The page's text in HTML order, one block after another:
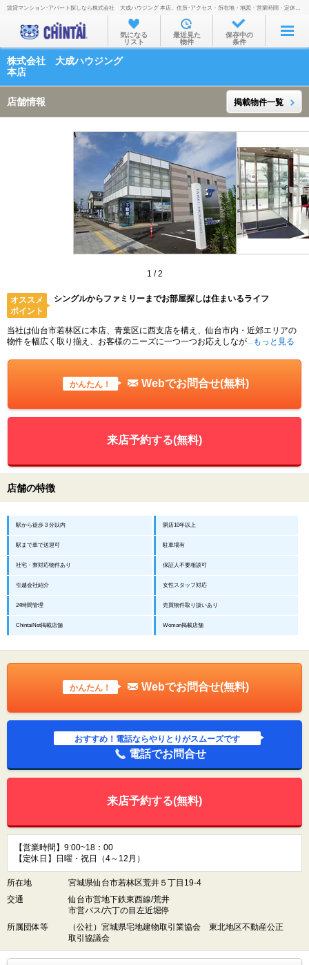
お部屋を探す
沿線・駅から
通勤通学時間から
物件特集から
不動産会社から
TOP
賃貸マンション･アパート探しなら株式会社 大成ハウジング 本店。住所･アクセス・所在地・地図・営業時間・定休日・電話番号などを掲載。
気になる
リスト
最近見た
物件
保存中の
条件
株式会社 大成ハウジング
本店
店舗情報 掲載物件一覧
1 /2
オススメ
ポイント
シングルからファミリーまでお部屋探しは住まいるライフ
当社は仙台市若林区に本店、青葉区に西支店を構え、仙台市内・近郊エリアの
物件を幅広く取り揃え、お客様のニーズに一つ一つお応えしなが ...もっと見る
かんたん！ Webでお問合せ(無料)
来店予約する(無料)
店舗の特徴
駅から徒歩３分以内 開店10年以上
駅まで車で送迎可 駐車場有
社宅・寮対応物件あり 保証人不要相談可
引越会社紹介 女性スタッフ対応
24時間管理 売買物件取り扱いあり
ChintaiNet掲載店舗 Woman掲載店舗
かんたん！ Webでお問合せ(無料)
おすすめ！電話ならやりとりがスムーズです
電話でお問合せ
来店予約する(無料)
【営業時間】9:00~18：00
【定休日】日曜・祝日（4～12月）
所在地
宮城県仙台市若林区荒井５丁目19-4
交通
仙台市営地下鉄東西線/荒井
市営バス/六丁の目左近堀停
所属団体等
（公社）宮城県宅地建物取引業協会 東北地区不動産公正
取引協議会